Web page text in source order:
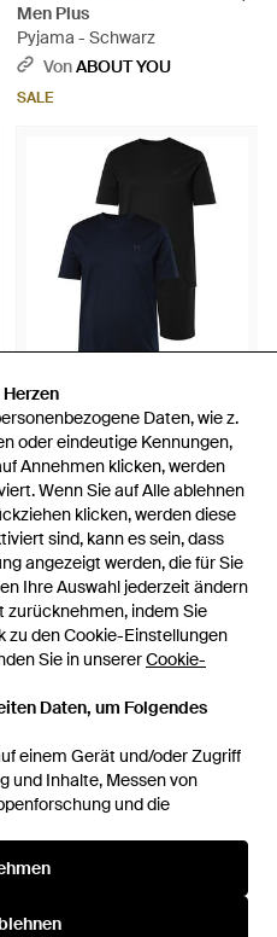
Daten, wie z.
oder eindeutige Kennungen,
Annehmen klicken, werden
Wenn Sie auf Alle ablehnen
klicken, werden diese
sind, kann es sein, dass
angezeigt werden, die für Sie
Ihre Auswahl jederzeit ändern
zurücknehmen, indem Sie
zu den Cookie-Einstellungen
Sie in unsererCookie-
Daten, um Folgendes
einem Gerät und/oder Zugriff
und Inhalte, Messen von
und die
Daten, wie z.
oder eindeutige Kennungen,
Annehmen klicken, werden
Wenn Sie auf Alle ablehnen
klicken, werden diese
sind, kann es sein, dass
angezeigt werden, die für Sie
Ihre Auswahl jederzeit ändern
zurücknehmen, indem Sie
zu den Cookie-Einstellungen
Sie in unsererCookie-
Daten, um Folgendes
einem Gerät und/oder Zugriff
und Inhalte, Messen von
und die
Men Plus
Pyjama - Schwarz
VonABOUT YOU
SALE
35,99 €32,39 €
Men Plus
Pyjama - Blau
Von ABOUT YOU